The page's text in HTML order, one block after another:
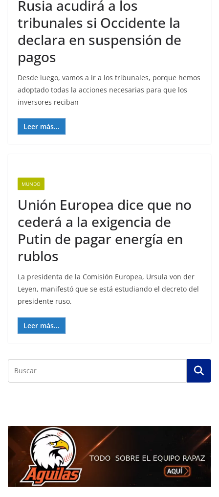
Rusia acudirá a los
tribunales si Occidente la
declara en suspensión de
pagos
Desde luego, vamos a ir a los tribunales, porque hemos
adoptado todas la acciones necesarias para que los
inversores reciban
Leer más...
MUNDO
Unión Europea dice que no
cederá a la exigencia de
Putin de pagar energía en
rublos
La presidenta de la Comisión Europea, Ursula von der
Leyen, manifestó que se está estudiando el decreto del
presidente ruso,
Leer más...